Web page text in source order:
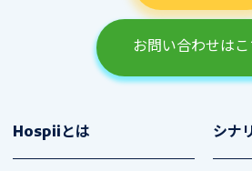
お問い合わせはこ
Hospiiとは シナ